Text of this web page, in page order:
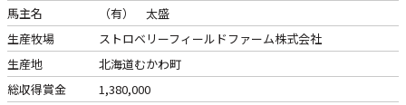
馬主名
（有） 太盛
生産牧場
ストロベリーフィールドファーム株式会社
生産地
北海道むかわ町
総収得賞金
1,380,000